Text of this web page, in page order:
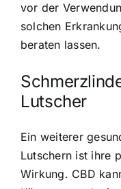
vor der
solchen
beraten lassen.
Lutscher
Ein weiterer
Lutschern ist ihre
Wirkung. CBD